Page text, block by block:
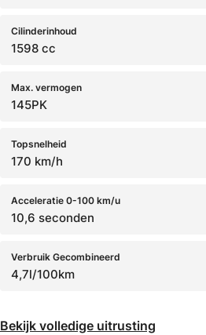
Cilinderinhoud
1598 cc
Max. vermogen
145PK
Topsnelheid
170 km/h
Acceleratie 0-100 km/u
10,6 seconden
Verbruik Gecombineerd
4,7l/100km
Bekijk volledige uitrusting